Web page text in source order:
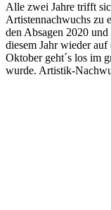
Alle zwei Jahre trifft
Artistennachwuchs zu
den Absagen 2020
diesem Jahr wieder auf
Oktober geht´s los im
wurde. Artistik-